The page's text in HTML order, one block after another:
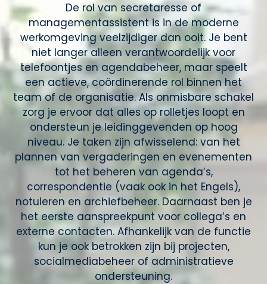
De rol van secretaresse of
managementassistent is in de moderne
werkomgeving veelzijdiger dan ooit. Je bent
niet langer alleen verantwoordelijk voor
telefoontjes en agendabeheer, maar speelt
een actieve, coördinerende rol binnen het
team of de organisatie. Als onmisbare schakel
zorg je ervoor dat alles op rolletjes loopt en
ondersteun je leidinggevenden op hoog
niveau. Je taken zijn afwisselend: van het
plannen van vergaderingen en evenementen
tot het beheren van agenda’s,
correspondentie (vaak ook in het Engels),
notuleren en archiefbeheer. Daarnaast ben je
het eerste aanspreekpunt voor collega’s en
externe contacten. Afhankelijk van de functie
kun je ook betrokken zijn bij projecten,
socialmediabeheer of administratieve
ondersteuning.